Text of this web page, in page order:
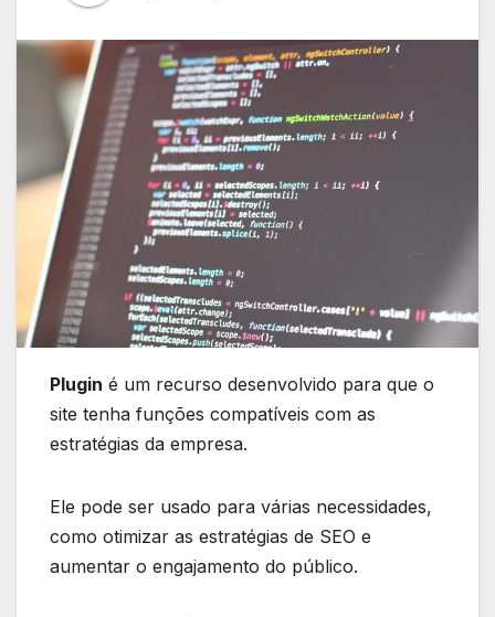
Plugin é um recurso desenvolvido para que o
site tenha funções compatíveis com as
estratégias da empresa.
Ele pode ser usado para várias necessidades,
como otimizar as estratégias de SEO e
aumentar o engajamento do público.